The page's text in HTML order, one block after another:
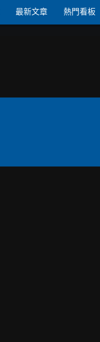
最新文章 熱門看板